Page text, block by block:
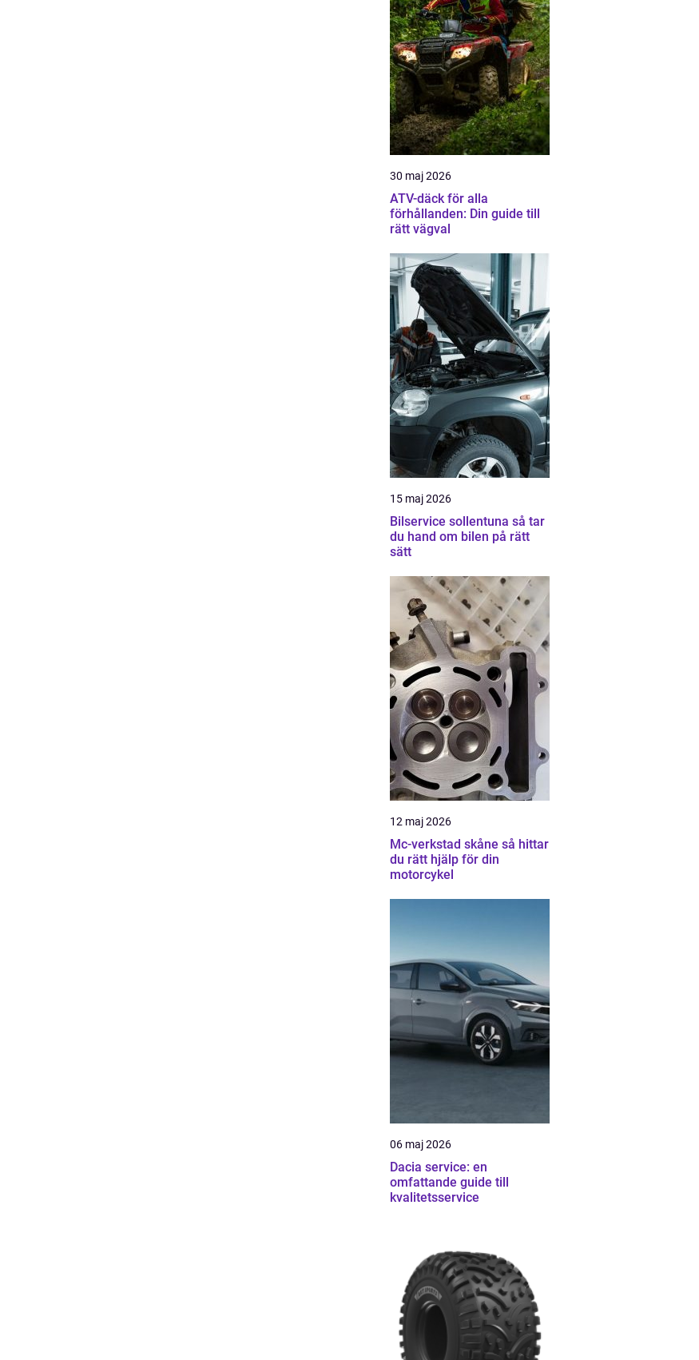
30 maj 2026
ATV-däck för alla
förhållanden: Din guide till
rätt vägval
15 maj 2026
Bilservice sollentuna så tar
du hand om bilen på rätt
sätt
12 maj 2026
Mc-verkstad skåne så hittar
du rätt hjälp för din
motorcykel
06 maj 2026
Dacia service: en
omfattande guide till
kvalitetsservice